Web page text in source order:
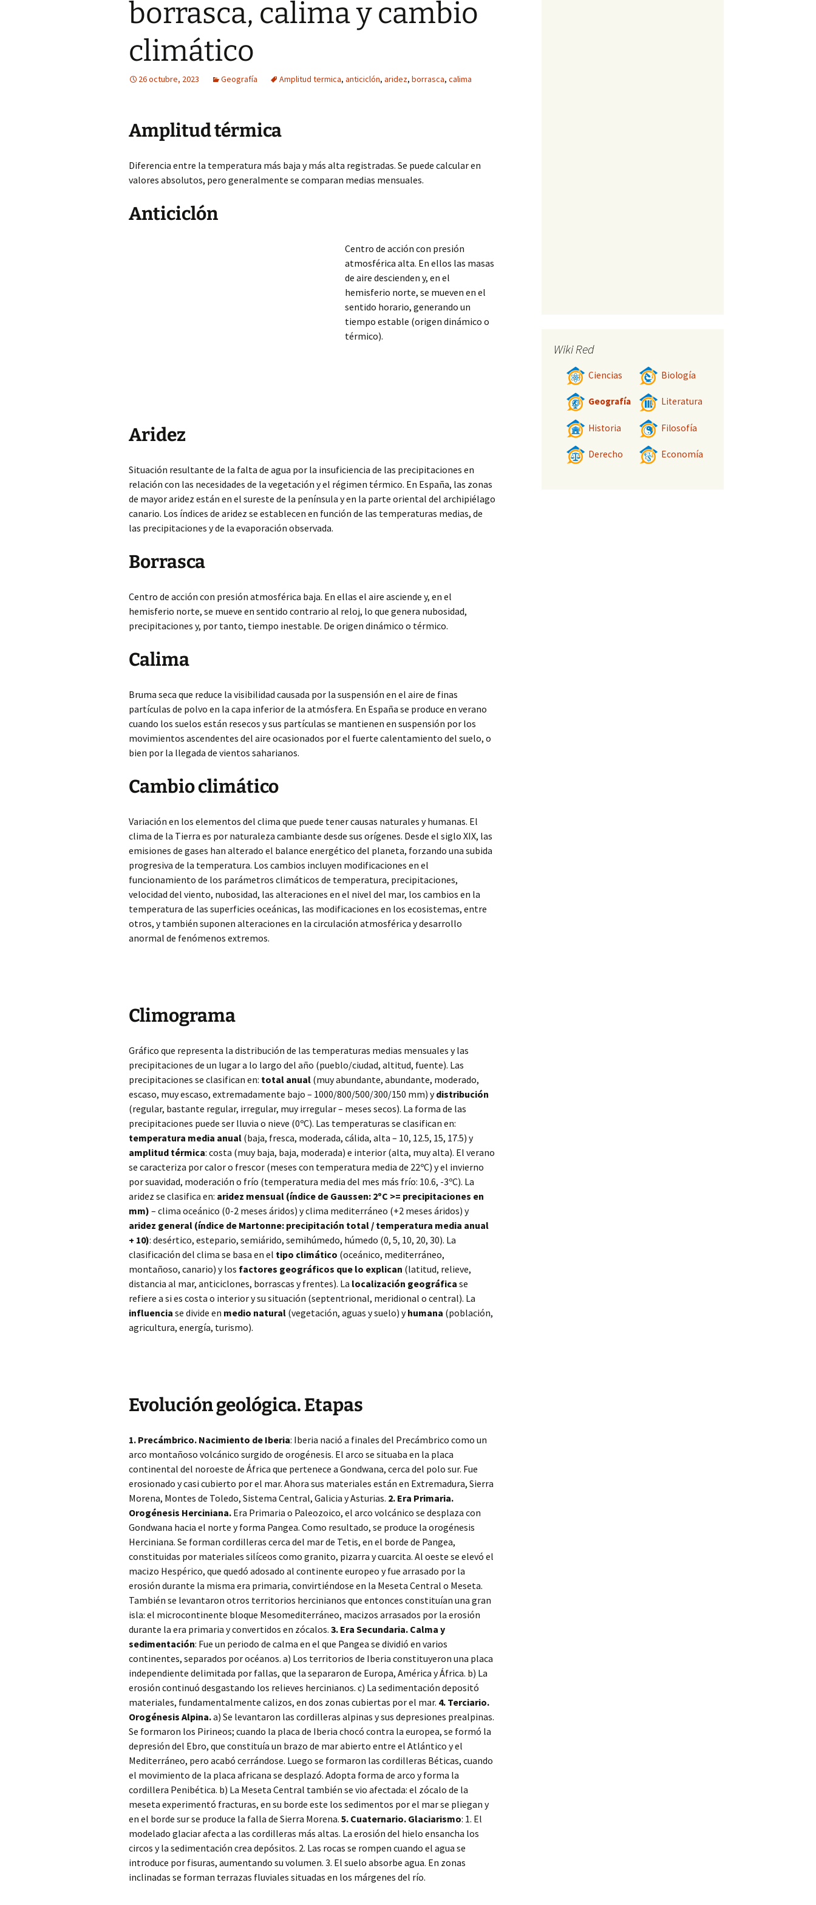
borrasca, calima y cambio
climático
26 octubre, 2023 Geografía Amplitud termica, anticiclón, aridez, borrasca, calima
Amplitud térmica
Diferencia entre la temperatura más baja y más alta registradas. Se puede calcular en
valores absolutos, pero generalmente se comparan medias mensuales.
Anticiclón
Centro de acción con presión
atmosférica alta. En ellos las masas
de aire descienden y, en el
hemisferio norte, se mueven en el
sentido horario, generando un
tiempo estable (origen dinámico o
térmico).
Aridez
Situación resultante de la falta de agua por la insuficiencia de las precipitaciones en
relación con las necesidades de la vegetación y el régimen térmico. En España, las zonas
de mayor aridez están en el sureste de la península y en la parte oriental del archipiélago
canario. Los índices de aridez se establecen en función de las temperaturas medias, de
las precipitaciones y de la evaporación observada.
Borrasca
Centro de acción con presión atmosférica baja. En ellas el aire asciende y, en el
hemisferio norte, se mueve en sentido contrario al reloj, lo que genera nubosidad,
precipitaciones y, por tanto, tiempo inestable. De origen dinámico o térmico.
Calima
Bruma seca que reduce la visibilidad causada por la suspensión en el aire de finas
partículas de polvo en la capa inferior de la atmósfera. En España se produce en verano
cuando los suelos están resecos y sus partículas se mantienen en suspensión por los
movimientos ascendentes del aire ocasionados por el fuerte calentamiento del suelo, o
bien por la llegada de vientos saharianos.
Cambio climático
Variación en los elementos del clima que puede tener causas naturales y humanas. El
clima de la Tierra es por naturaleza cambiante desde sus orígenes. Desde el siglo XIX, las
emisiones de gases han alterado el balance energético del planeta, forzando una subida
progresiva de la temperatura. Los cambios incluyen modificaciones en el
funcionamiento de los parámetros climáticos de temperatura, precipitaciones,
velocidad del viento, nubosidad, las alteraciones en el nivel del mar, los cambios en la
temperatura de las superficies oceánicas, las modificaciones en los ecosistemas, entre
otros, y también suponen alteraciones en la circulación atmosférica y desarrollo
anormal de fenómenos extremos.
Climograma
Gráfico que representa la distribución de las temperaturas medias mensuales y las
precipitaciones de un lugar a lo largo del año (pueblo/ciudad, altitud, fuente). Las
precipitaciones se clasifican en: total anual (muy abundante, abundante, moderado,
escaso, muy escaso, extremadamente bajo – 1000/800/500/300/150 mm) ydistribución
(regular, bastante regular, irregular, muy irregular – meses secos). La forma de las
precipitaciones puede ser lluvia o nieve (0ºC). Las temperaturas se clasifican en:
temperatura media anual (baja, fresca, moderada, cálida, alta – 10, 12.5, 15, 17.5) y
amplitud térmica: costa (muy baja, baja, moderada) e interior (alta, muy alta). El verano
se caracteriza por calor o frescor (meses con temperatura media de 22ºC) y el invierno
por suavidad, moderación o frío (temperatura media del mes más frío: 10.6, -3ºC). La
aridez se clasifica en: aridez mensual (índice de Gaussen: 2ºC >= precipitaciones en
mm) – clima oceánico (0-2 meses áridos) y clima mediterráneo (+2 meses áridos) y
aridez general (índice de Martonne: precipitación total / temperatura media anual
+ 10): desértico, estepario, semiárido, semihúmedo, húmedo (0, 5, 10, 20, 30). La
clasificación del clima se basa en el tipo climático (oceánico, mediterráneo,
montañoso, canario) y los factores geográficos que lo explican (latitud, relieve,
distancia al mar, anticiclones, borrascas y frentes). La localización geográfica se
refiere a si es costa o interior y su situación (septentrional, meridional o central). La
influencia se divide en medio natural (vegetación, aguas y suelo) yhumana (población,
agricultura, energía, turismo).
Evolución geológica. Etapas
1. Precámbrico. Nacimiento de Iberia: Iberia nació a finales del Precámbrico como un
arco montañoso volcánico surgido de orogénesis. El arco se situaba en la placa
continental del noroeste de África que pertenece a Gondwana, cerca del polo sur. Fue
erosionado y casi cubierto por el mar. Ahora sus materiales están en Extremadura, Sierra
Morena, Montes de Toledo, Sistema Central, Galicia y Asturias. 2. Era Primaria.
Orogénesis Herciniana. Era Primaria o Paleozoico, el arco volcánico se desplaza con
Gondwana hacia el norte y forma Pangea. Como resultado, se produce la orogénesis
Herciniana. Se forman cordilleras cerca del mar de Tetis, en el borde de Pangea,
constituidas por materiales silíceos como granito, pizarra y cuarcita. Al oeste se elevó el
macizo Hespérico, que quedó adosado al continente europeo y fue arrasado por la
erosión durante la misma era primaria, convirtiéndose en la Meseta Central o Meseta.
También se levantaron otros territorios hercinianos que entonces constituían una gran
isla: el microcontinente bloque Mesomediterráneo, macizos arrasados por la erosión
durante la era primaria y convertidos en zócalos. 3. Era Secundaria. Calma y
sedimentación: Fue un periodo de calma en el que Pangea se dividió en varios
continentes, separados por océanos. a) Los territorios de Iberia constituyeron una placa
independiente delimitada por fallas, que la separaron de Europa, América y África. b) La
erosión continuó desgastando los relieves hercinianos. c) La sedimentación depositó
materiales, fundamentalmente calizos, en dos zonas cubiertas por el mar. 4. Terciario.
Orogénesis Alpina.a) Se levantaron las cordilleras alpinas y sus depresiones prealpinas.
Se formaron los Pirineos; cuando la placa de Iberia chocó contra la europea, se formó la
depresión del Ebro, que constituía un brazo de mar abierto entre el Atlántico y el
Mediterráneo, pero acabó cerrándose. Luego se formaron las cordilleras Béticas, cuando
el movimiento de la placa africana se desplazó. Adopta forma de arco y forma la
cordillera Penibética. b) La Meseta Central también se vio afectada: el zócalo de la
meseta experimentó fracturas, en su borde este los sedimentos por el mar se pliegan y
en el borde sur se produce la falla de Sierra Morena. 5. Cuaternario. Glaciarismo: 1. El
modelado glaciar afecta a las cordilleras más altas. La erosión del hielo ensancha los
circos y la sedimentación crea depósitos. 2. Las rocas se rompen cuando el agua se
introduce por fisuras, aumentando su volumen. 3. El suelo absorbe agua. En zonas
inclinadas se forman terrazas fluviales situadas en los márgenes del río.
Wiki Red
Ciencias Biología
Geografía Literatura
Historia Filosofía
Derecho Economía